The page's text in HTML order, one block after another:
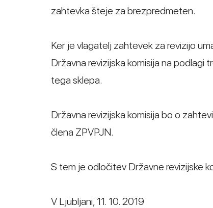
zahtevka šteje za brezpredmeten.
Ker je vlagatelj zahtevek za revizijo
Državna revizijska komisija na podlagi
tega sklepa.
Državna revizijska komisija bo o
člena ZPVPJN.
S tem je odločitev Državne revizijske
V Ljubljani, 11. 10. 2019